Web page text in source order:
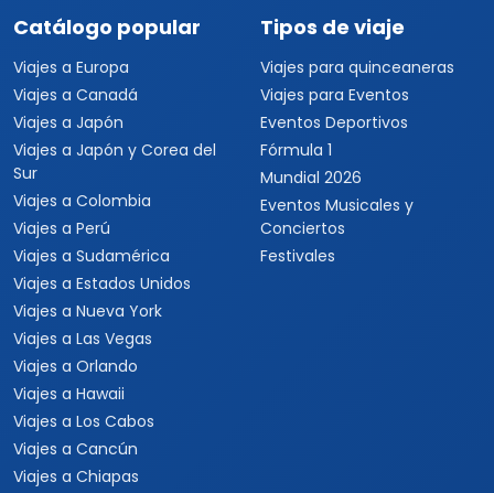
Catálogo popular
Viajes a Europa
Viajes a Canadá
Viajes a Japón
Viajes a Japón y Corea del
Sur
Viajes a Colombia
Viajes a Perú
Viajes a Sudamérica
Viajes a Estados Unidos
Viajes a Nueva York
Viajes a Las Vegas
Viajes a Orlando
Viajes a Hawaii
Viajes a Los Cabos
Viajes a Cancún
Viajes a Chiapas
Tipos de viaje
Viajes para quinceaneras
Viajes para Eventos
Eventos Deportivos
Fórmula 1
Mundial 2026
Eventos Musicales y
Conciertos
Festivales